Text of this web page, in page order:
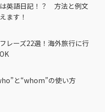
英語日記！？ 方法と例文
ます！
レーズ22選！海外旅行に行
と“whom”の使い方